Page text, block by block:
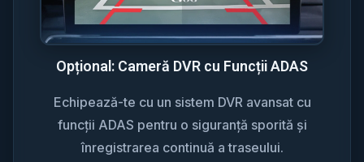
Opțional: Cameră DVR cu Funcții ADAS
Echipează-te cu un sistem DVR avansat cu
funcții ADAS pentru o siguranță sporită și
înregistrarea continuă a traseului.